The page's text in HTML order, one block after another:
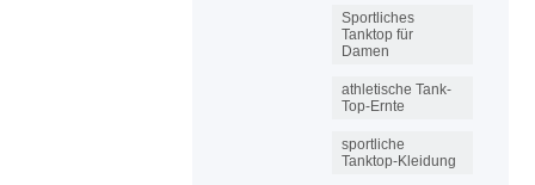
Sportliches
Tanktop für
Damen
athletische Tank-
Top-Ernte
sportliche
Tanktop-Kleidung